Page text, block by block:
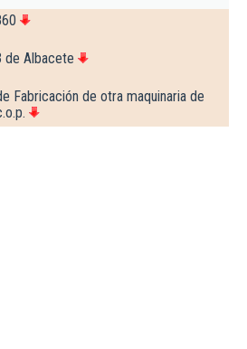
de Albacete
Fabricación de otra maquinaria de